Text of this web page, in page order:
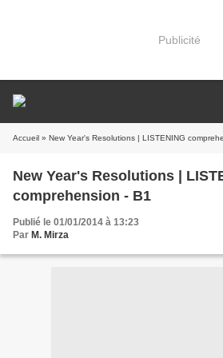
Publicité
Accueil » New Year's Resolutions | LISTENING
New Year's Resolutions |
comprehension - B1
Publié le 01/01/2014 à 13:23
Par M. Mirza